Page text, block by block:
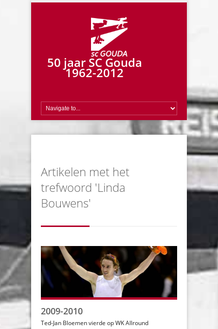
50 jaar SC Gouda
1962-2012
Artikelen met het
trefwoord 'Linda
Bouwens'
2009-2010
Ted-Jan Bloemen vierde op WK Allround